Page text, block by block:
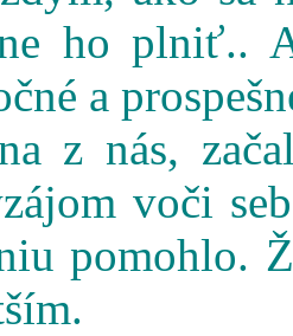
ho plniť..
a
z nás,
voči
pomohlo.